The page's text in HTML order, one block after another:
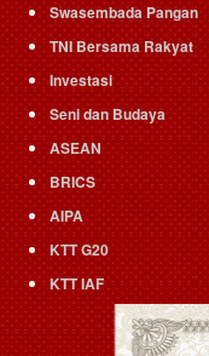
Swasembada Pangan
TNI Bersama Rakyat
Investasi
Seni dan Budaya
ASEAN
BRICS
AIPA
KTT G20
KTT IAF